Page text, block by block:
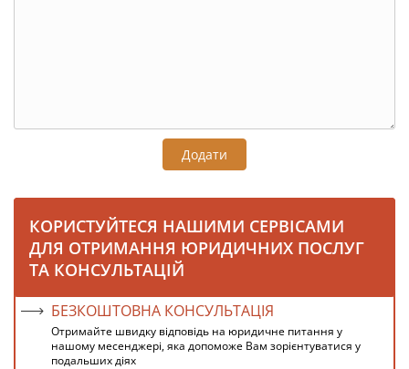
Додати
КОРИСТУЙТЕСЯ НАШИМИ СЕРВІСАМИ
ДЛЯ ОТРИМАННЯ ЮРИДИЧНИХ ПОСЛУГ
ТА КОНСУЛЬТАЦІЙ
БЕЗКОШТОВНА КОНСУЛЬТАЦІЯ
Отримайте швидку відповідь на юридичне питання у
нашому месенджері, яка допоможе Вам зорієнтуватися у
подальших діях